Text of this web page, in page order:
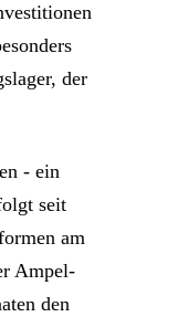
der
- ein
seit
am
Ampel-
den